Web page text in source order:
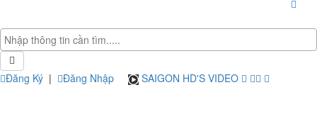
Đăng Ký | Đăng Nhập SAIGON HD'S VIDEO